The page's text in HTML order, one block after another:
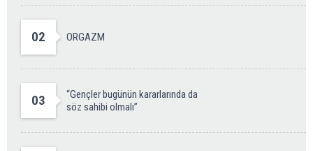
02 ORGAZM
03
“Gençler bugünün kararlarında da
söz sahibi olmalı”